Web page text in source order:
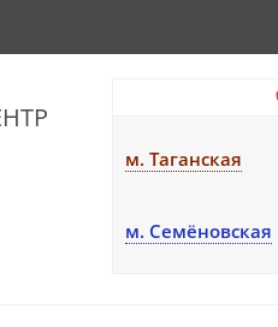
м. Таганская
м. Семёновская